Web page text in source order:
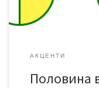
АКЦЕНТИ
Половина